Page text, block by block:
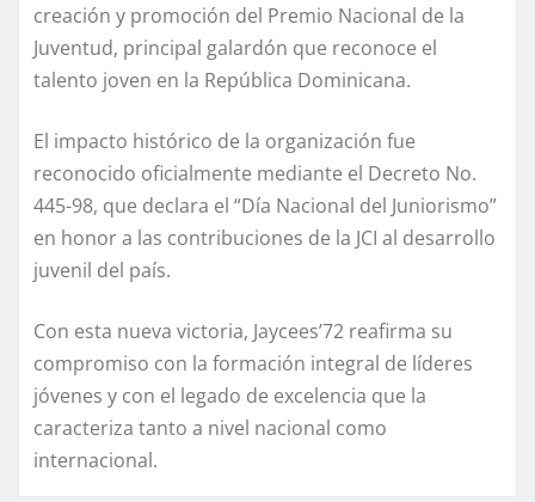
creación y promoción del Premio Nacional de la
Juventud, principal galardón que reconoce el
talento joven en la República Dominicana.
El impacto histórico de la organización fue
reconocido oficialmente mediante el Decreto No.
445-98, que declara el “Día Nacional del Juniorismo”
en honor a las contribuciones de la JCI al desarrollo
juvenil del país.
Con esta nueva victoria, Jaycees’72 reafirma su
compromiso con la formación integral de líderes
jóvenes y con el legado de excelencia que la
caracteriza tanto a nivel nacional como
internacional.